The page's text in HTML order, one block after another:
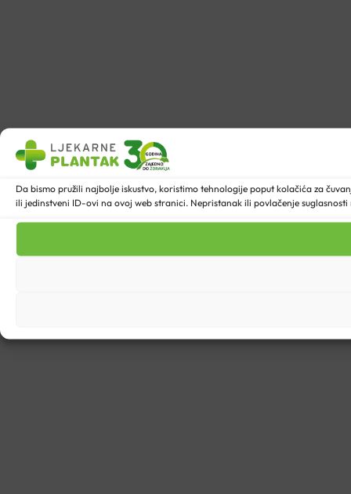
Da bismo pružili najbolje iskustvo, koristimo tehnologije poput kolačića za
ili jedinstveni ID-ovi na ovoj web stranici. Nepristanak ili povlačenje